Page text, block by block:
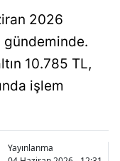
2026
gündeminde.
10.785 TL,
işlem
Yayınlanma